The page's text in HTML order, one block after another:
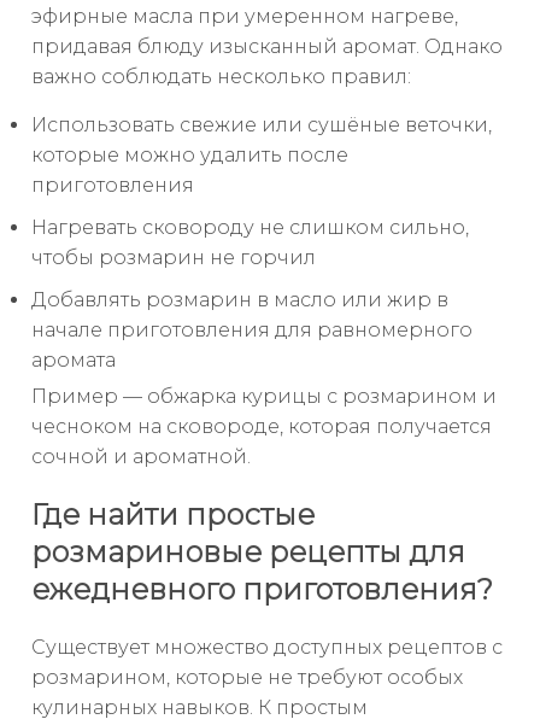
эфирные масла при умеренном нагреве,
придавая блюду изысканный аромат. Однако
важно соблюдать несколько правил:
Использовать свежие или сушёные веточки,
которые можно удалить после
приготовления
Нагревать сковороду не слишком сильно,
чтобы розмарин не горчил
Добавлять розмарин в масло или жир в
начале приготовления для равномерного
аромата
Пример — обжарка курицы с розмарином и
чесноком на сковороде, которая получается
сочной и ароматной.
Где найти простые
розмариновые рецепты для
ежедневного приготовления?
Существует множество доступных рецептов с
розмарином, которые не требуют особых
кулинарных навыков. К простым